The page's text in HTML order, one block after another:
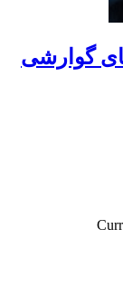
گوارشی